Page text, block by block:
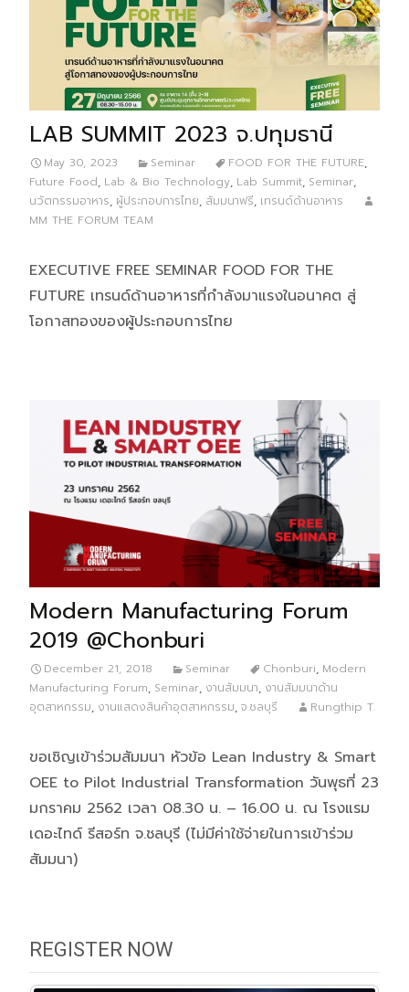
LAB SUMMIT 2023 จ.ปทุมธานี
May 30, 2023 Seminar FOOD FOR THE FUTURE,
Future Food, Lab & Bio Technology, Lab Summit, Seminar,
นวัตกรรมอาหาร, ผู้ประกอบการไทย, สัมมนาฟรี, เทรนด์ด้านอาหาร
MM THE FORUM TEAM
EXECUTIVE FREE SEMINAR FOOD FOR THE
FUTURE เทรนด์ด้านอาหารที่กำลังมาแรงในอนาคต สู่
โอกาสทองของผู้ประกอบการไทย
Modern Manufacturing Forum
2019 @Chonburi
December 21, 2018 Seminar Chonburi, Modern
Manufacturing Forum, Seminar, งานสัมมนา, งานสัมมนาด้าน
อุตสาหกรรม, งานแสดงสินค้าอุตสาหกรรม, จ.ชลบุรี Rungthip T.
ขอเชิญเข้าร่วมสัมมนา หัวข้อ Lean Industry & Smart
OEE to Pilot Industrial Transformation วันพุธที่ 23
มกราคม 2562 เวลา 08.30 น. – 16.00 น. ณ โรงแรม
เดอะไทด์ รีสอร์ท จ.ชลบุรี (ไม่มีค่าใช้จ่ายในการเข้าร่วม
สัมมนา)
REGISTER NOW